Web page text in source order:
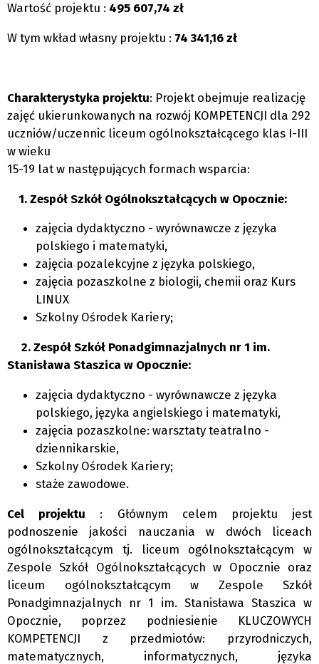
Wartość projektu : 495 607,74 zł
W tym wkład własny projektu : 74 341,16 zł
Charakterystyka projektu: Projekt obejmuje realizację
zajęć ukierunkowanych na rozwój KOMPETENCJI dla 292
uczniów/uczennic liceum ogólnokształcącego klas I-III
w wieku
15-19 lat w następujących formach wsparcia:
1. Zespół Szkół Ogólnokształcących w Opocznie:
zajęcia dydaktyczno - wyrównawcze z języka
polskiego i matematyki,
zajęcia pozalekcyjne z języka polskiego,
zajęcia pozaszkolne z biologii, chemii oraz Kurs
LINUX
Szkolny Ośrodek Kariery;
2. Zespół Szkół Ponadgimnazjalnych nr 1 im.
Stanisława Staszica w Opocznie:
zajęcia dydaktyczno - wyrównawcze z języka
polskiego, języka angielskiego i matematyki,
zajęcia pozaszkolne: warsztaty teatralno -
dziennikarskie,
Szkolny Ośrodek Kariery;
staże zawodowe.
Cel projektu : Głównym celem projektu jest
podnoszenie jakości nauczania w dwóch liceach
ogólnokształcącym tj. liceum ogólnokształcącym w
Zespole Szkół Ogólnokształcących w Opocznie oraz
liceum ogólnokształcącym w Zespole Szkół
Ponadgimnazjalnych nr 1 im. Stanisława Staszica w
Opocznie, poprzez podniesienie KLUCZOWYCH
KOMPETENCJI z przedmiotów: przyrodniczych,
matematycznych, informatycznych, języka